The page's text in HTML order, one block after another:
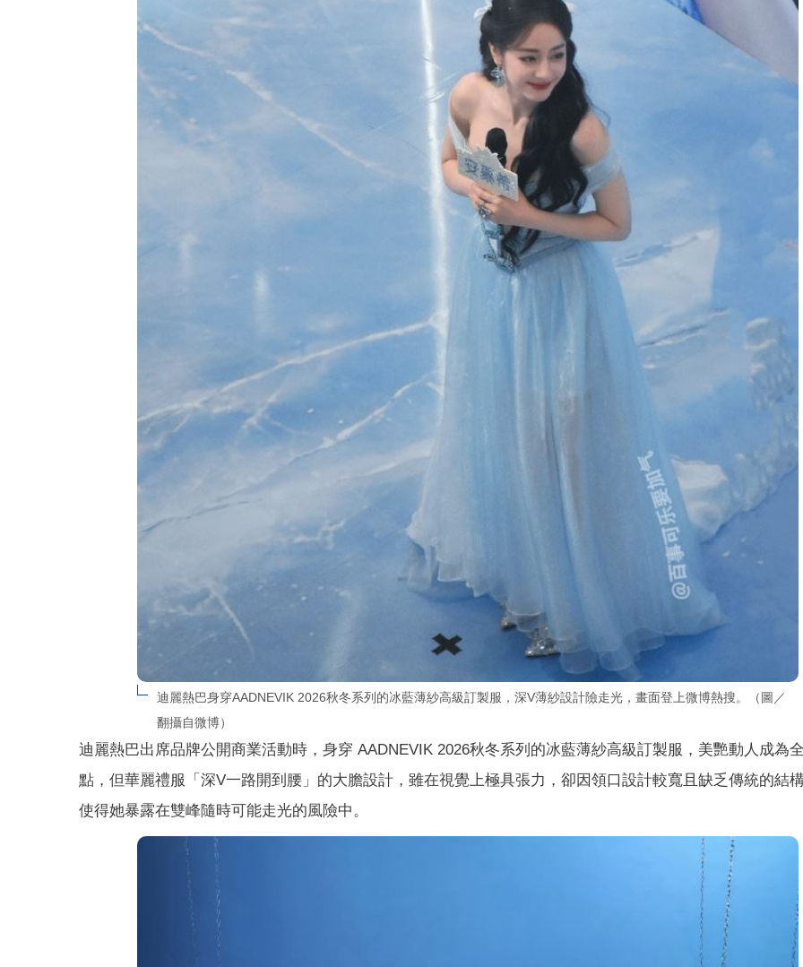
迪麗熱巴身穿AADNEVIK 2026秋冬系列的冰藍薄紗高級訂製服，深V薄紗設計險走光，畫面登上微博熱搜。（圖／
翻攝自微博）
迪麗熱巴出席品牌公開商業活動時，身穿 AADNEVIK 2026秋冬系列的冰藍薄紗高級訂製服，美艷動人成為
點，但華麗禮服「深V一路開到腰」的大膽設計，雖在視覺上極具張力，卻因領口設計較寬且缺乏傳統的結
使得她暴露在雙峰隨時可能走光的風險中。